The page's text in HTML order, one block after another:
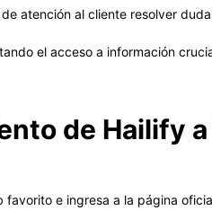
atención al cliente resolver
el acceso a información
de Hailify
e ingresa a la página